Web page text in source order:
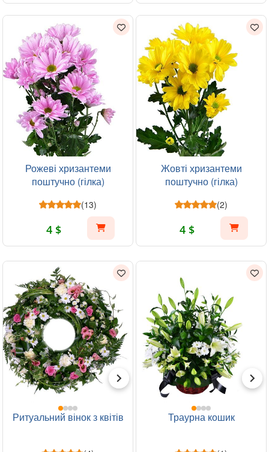
Рожеві хризантеми
поштучно (гілка)
(13)
4 $
Жовті хризантеми
поштучно (гілка)
(2)
4 $
Ритуальний вінок з квітів Траурна кошик